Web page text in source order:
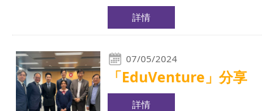
詳情
07/05/2024
「EduVenture」分享
詳情